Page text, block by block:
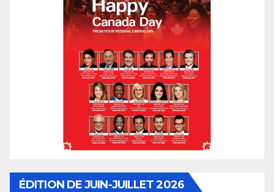
ÉDITION DE JUIN-JUILLET 2026